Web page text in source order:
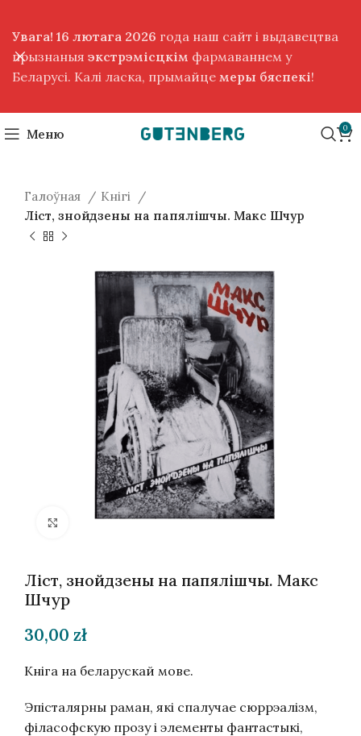
Меню 0
Галоўная
Кнігі
Ліст, знойдзены на папялішчы. Макс Шчур
Націсніце, каб павялічыць
Ліст, знойдзены на папялішчы. Макс
Шчур
30,00 zł
Кніга на беларускай мове.
Эпісталярны раман, які спалучае сюррэалізм,
філасофскую прозу і элементы фантастыкі,
Увага! 16 лютага 2026 года наш сайт і выдавецтва
прызнаныя экстрэмісцкім фармаваннем у
Беларусі. Калі ласка, прымайце меры бяспекі!